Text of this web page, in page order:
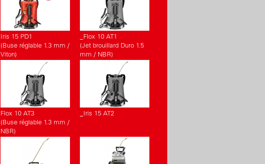
Iris 15 PD1
(Buse réglable 1.3 mm /
Viton)
_Flox 10 AT1
(Jet brouillard Duro 1.5
mm / NBR)
Flox 10 AT3
(Buse réglable 1.3 mm /
NBR)
_Iris 15 AT2